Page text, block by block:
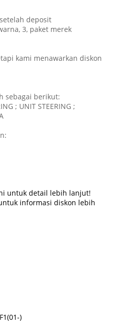
deposit
3, paket merek
kami menawarkan diskon
sebagai berikut:
; UNIT STEERING ;
untuk detail lebih lanjut!
informasi diskon lebih
)